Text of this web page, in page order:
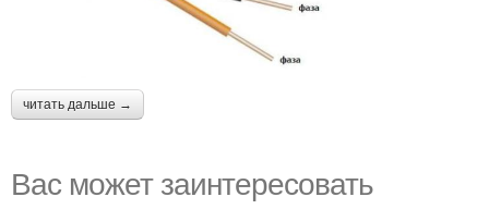
читать дальше →
Вас может заинтересовать